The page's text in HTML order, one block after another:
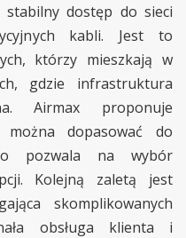
stabilny dostęp do sieci
kabli. Jest to
którzy mieszkają w
gdzie infrastruktura
Airmax proponuje
dopasować do
pozwala na wybór
Kolejną zaletą jest
skomplikowanych
obsługa klienta i